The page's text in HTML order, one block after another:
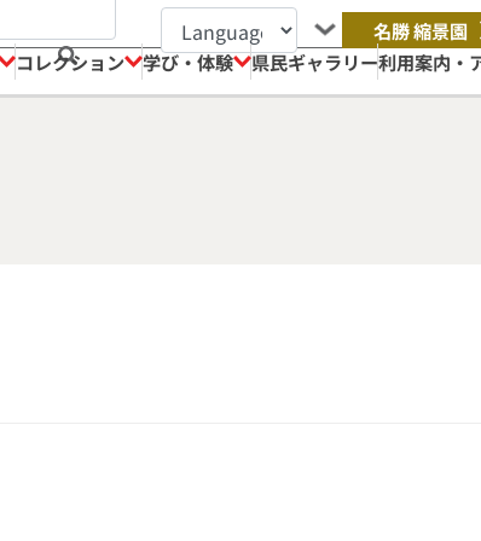
名勝 縮景園
コレクション 学び・体験 県民ギャラリー利用案内・